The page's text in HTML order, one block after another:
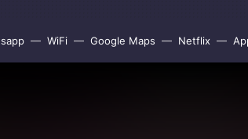
WiFi Google Maps Netflix